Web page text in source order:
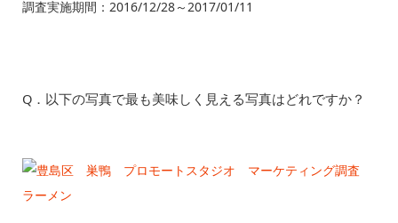
調査実施期間：2016/12/28～2017/01/11
Q．以下の写真で最も美味しく見える写真はどれですか？